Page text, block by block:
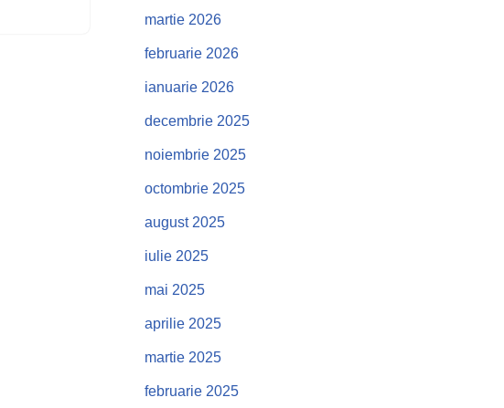
martie 2026
februarie 2026
ianuarie 2026
decembrie 2025
noiembrie 2025
octombrie 2025
august 2025
iulie 2025
mai 2025
aprilie 2025
martie 2025
februarie 2025